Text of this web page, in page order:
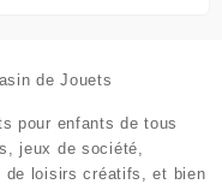
de Jouets
pour enfants de tous
jeux de société,
de loisirs créatifs, et bien